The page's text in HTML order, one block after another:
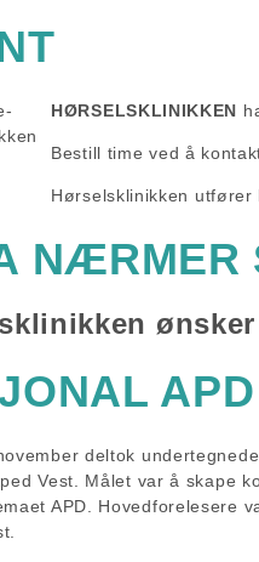
HØRSELSKLINIKKEN
Bestill time ved å
Hørselsklinikken
NÆRMER
deltok
Vest. Målet var å skape
APD. Hovedforelesere